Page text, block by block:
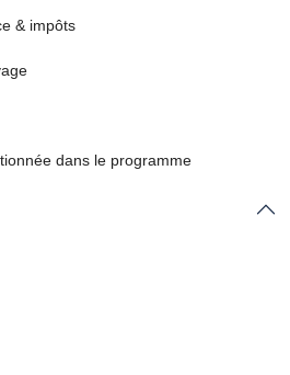
& impôts
dans le programme